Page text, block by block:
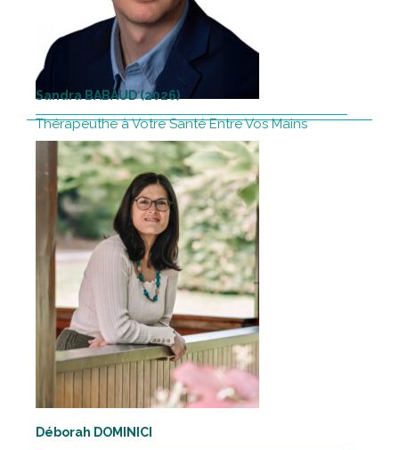
Sandra BABAUD (2026)
Thérapeuthe à Votre Santé Entre Vos Mains
Déborah DOMINICI